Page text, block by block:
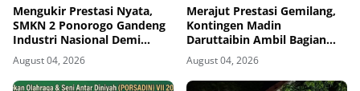
Mengukir Prestasi Nyata,
SMKN 2 Ponorogo Gandeng
Industri Nasional Demi
Sesuaikan Kurikulum
dengan Kebutuhan Dunia
Kerja
August 04, 2026
Merajut Prestasi Gemilang,
Kontingen Madin
Daruttaibin Ambil Bagian
Penuh dan Berjaya dalam
Seleksi PORSADIN
Campurdarat 2026
August 04, 2026